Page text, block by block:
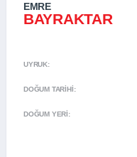
EMRE
BAYRAKTAR
UYRUK:
DOĞUM TARIHI:
DOĞUM YERI: